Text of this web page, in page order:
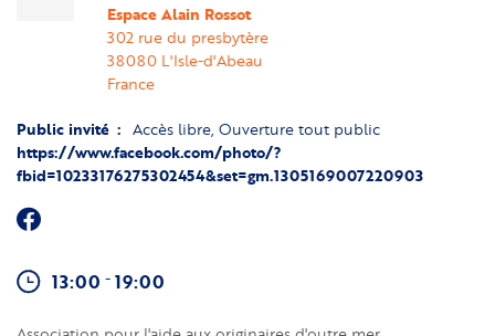
Espace Alain Rossot
302 rue du presbytère
38080 L'Isle-d'Abeau
France
Public invité Accès libre Ouverture tout public
https://www.facebook.com/photo/?
fbid=10233176275302454&set=gm.1305169007220903
13:00 - 19:00